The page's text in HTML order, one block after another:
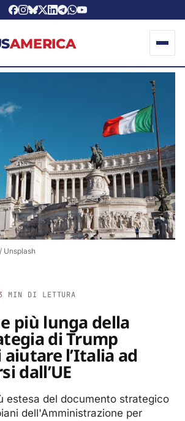
AMERICA
/ Unsplash
MIN DI LETTURA
più lunga della
di Trump
aiutare l’Italia ad
dall’UE
estesa del documento strategico
dell'Amministrazione per